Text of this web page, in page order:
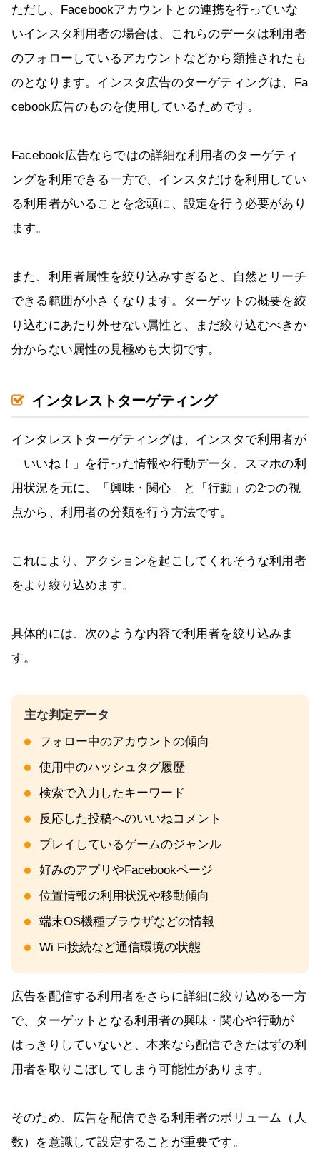
ただし、Facebookアカウントとの連携を行っていな
いインスタ利用者の場合は、これらのデータは利用者
のフォローしているアカウントなどから類推されたも
のとなります。インスタ広告のターゲティングは、Fa
cebook広告のものを使用しているためです。
Facebook広告ならではの詳細な利用者のターゲティ
ングを利用できる一方で、インスタだけを利用してい
る利用者がいることを念頭に、設定を行う必要があり
ます。
また、利用者属性を絞り込みすぎると、自然とリーチ
できる範囲が小さくなります。ターゲットの概要を絞
り込むにあたり外せない属性と、まだ絞り込むべきか
分からない属性の見極めも大切です。
インタレストターゲティング
インタレストターゲティングは、インスタで利用者が
「いいね！」を行った情報や行動データ、スマホの利
用状況を元に、「興味・関心」と「行動」の2つの視
点から、利用者の分類を行う方法です。
これにより、アクションを起こしてくれそうな利用者
をより絞り込めます。
具体的には、次のような内容で利用者を絞り込みま
す。
フォロー中のアカウントの傾向
使用中のハッシュタグ履歴
検索で入力したキーワード
反応した投稿へのいいねコメント
プレイしているゲームのジャンル
好みのアプリやFacebookページ
位置情報の利用状況や移動傾向
端末OS機種ブラウザなどの情報
Wi Fi接続など通信環境の状態
広告を配信する利用者をさらに詳細に絞り込める一方
で、ターゲットとなる利用者の興味・関心や行動が
はっきりしていないと、本来なら配信できたはずの利
用者を取りこぼしてしまう可能性があります。
そのため、広告を配信できる利用者のボリューム（人
数）を意識して設定することが重要です。